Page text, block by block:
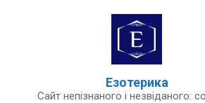
Езотерика
Сайт непізнаного і незвіданого: